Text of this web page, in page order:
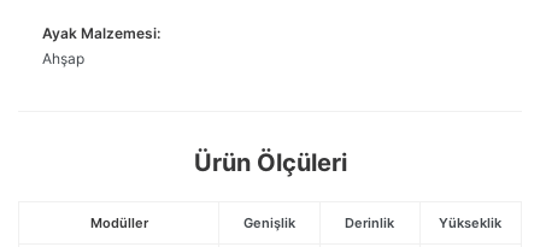
Ayak Malzemesi:
Ahşap
Ürün Ölçüleri
Modüller Genişlik Derinlik Yükseklik